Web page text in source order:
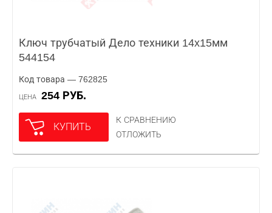
Ключ трубчатый Дело техники 14x15мм
544154
Код товара — 762825
ЦЕНА 254 РУБ.
КУПИТЬ
К СРАВНЕНИЮ
ОТЛОЖИТЬ